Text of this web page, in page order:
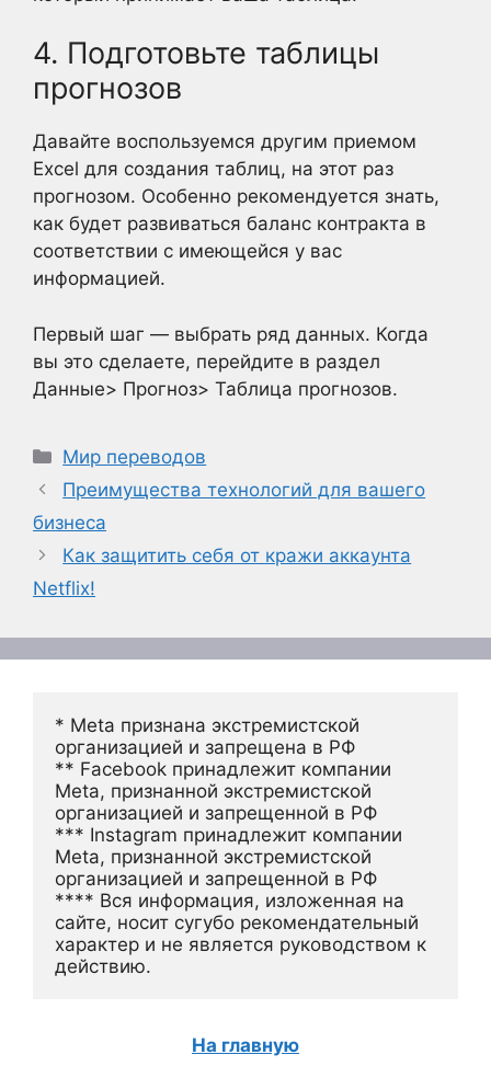
4. Подготовьте таблицы
прогнозов
Давайте воспользуемся другим приемом
Excel для создания таблиц, на этот раз
прогнозом. Особенно рекомендуется знать,
как будет развиваться баланс контракта в
соответствии с имеющейся у вас
информацией.
Первый шаг — выбрать ряд данных. Когда
вы это сделаете, перейдите в раздел
Данные> Прогноз> Таблица прогнозов.
Рубрики
Мир переводов
Преимущества технологий для вашего
бизнеса
Как защитить себя от кражи аккаунта
Netflix!
* Meta признана экстремистской
организацией и запрещена в РФ
** Facebook принадлежит компании
Meta, признанной экстремистской
организацией и запрещенной в РФ
*** Instagram принадлежит компании
Meta, признанной экстремистской
организацией и запрещенной в РФ
**** Вся информация, изложенная на
сайте, носит сугубо рекомендательный
характер и не является руководством к
действию.
На главную